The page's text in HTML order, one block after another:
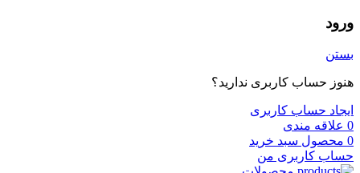
ورود
بستن
هنوز حساب کاربری ندارید؟
ایجاد حساب کاربری
0 علاقه مندی
0 محصول سبد خرید
حساب کاربری من